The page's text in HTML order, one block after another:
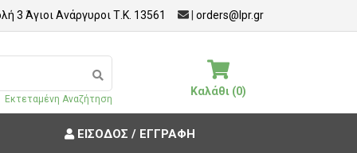
3 Άγιοι Ανάργυροι Τ.Κ. 13561 orders@lpr.gr
Εκτεταμένη Αναζήτηση
Καλάθι (0)
ΕΊΣΟΔΟΣ / ΕΓΓΡΑΦΉ